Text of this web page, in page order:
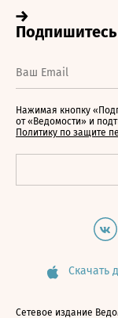
Нажимая кнопку
от «Ведомости» и
Политику по защите
Скачать
Сетевое издание